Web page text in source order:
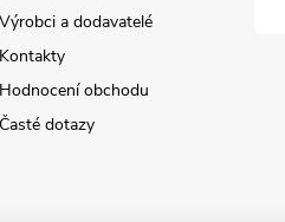
Výrobci a dodavatelé
Kontakty
Hodnocení obchodu
Časté dotazy